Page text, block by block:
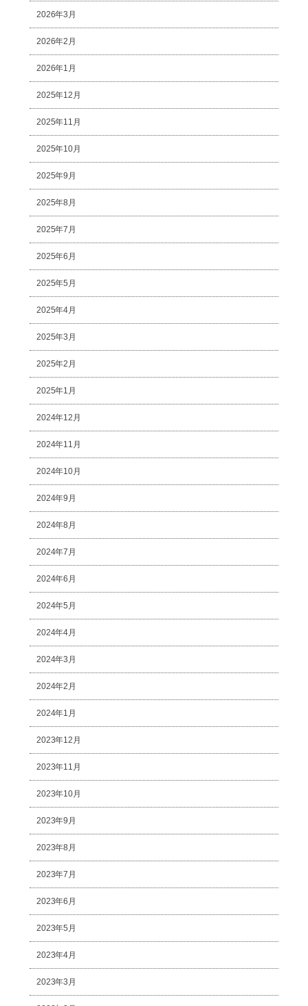
2026年3月
2026年2月
2026年1月
2025年12月
2025年11月
2025年10月
2025年9月
2025年8月
2025年7月
2025年6月
2025年5月
2025年4月
2025年3月
2025年2月
2025年1月
2024年12月
2024年11月
2024年10月
2024年9月
2024年8月
2024年7月
2024年6月
2024年5月
2024年4月
2024年3月
2024年2月
2024年1月
2023年12月
2023年11月
2023年10月
2023年9月
2023年8月
2023年7月
2023年6月
2023年5月
2023年4月
2023年3月